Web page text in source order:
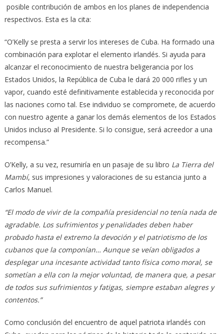
posible contribución de ambos en los planes de independencia
respectivos. Esta es la cita:
“O’Kelly se presta a servir los intereses de Cuba. Ha formado una
combinación para explotar el elemento irlandés. Si ayuda para
alcanzar el reconocimiento de nuestra beligerancia por los
Estados Unidos, la República de Cuba le dará 20 000 rifles y un
vapor, cuando esté definitivamente establecida y reconocida por
las naciones como tal. Ese individuo se compromete, de acuerdo
con nuestro agente a ganar los demás elementos de los Estados
Unidos incluso al Presidente. Si lo consigue, será acreedor a una
recompensa.”
O’Kelly, a su vez, resumiría en un pasaje de su libro La Tierradel
Mambí, sus impresiones y valoraciones de su estancia junto a
Carlos Manuel.
“El modo de vivir de la compañía presidencial no tenía nada de
agradable. Los sufrimientos y penalidades deben haber
probado hasta el extremo la devoción y el patriotismo de los
cubanos que la componían… Aunque se veían obligados a
desplegar una incesante actividad tanto física como moral, se
sometían a ella con la mejor voluntad, de manera que, a pesar
de todos sus sufrimientos y fatigas, siempre estaban alegres y
contentos.”
Como conclusión del encuentro de aquel patriota irlandés con